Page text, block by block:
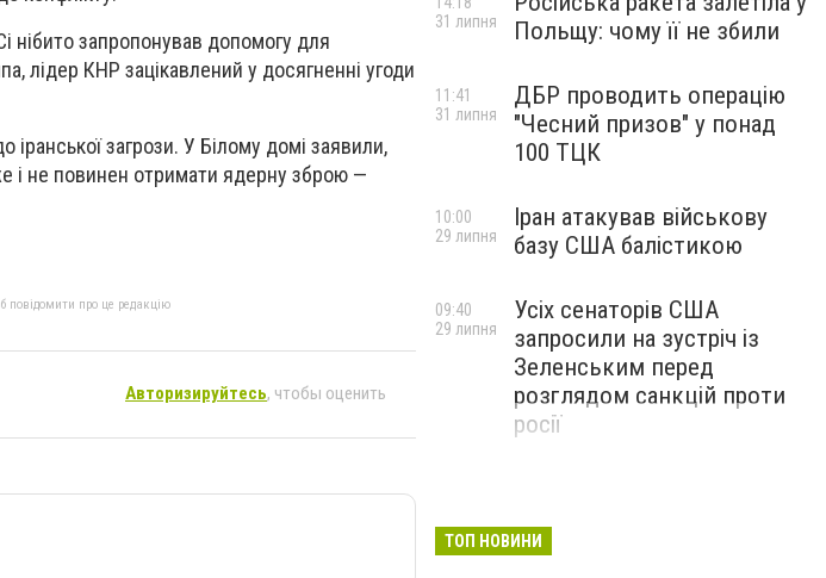
нібито запропонував допомогу для
лідер КНР зацікавлений у досягненні угоди
загрози. У Білому домі заявили,
і не повинен отримати ядерну зброю —
повідомити про це редакцію
Авторизируйтесь, чтобы оценить
Польщу: чому її не збили
31 липня
ДБР проводить операцію
"Чесний призов" у понад
100 ТЦК
11:41
31 липня
Іран атакував військову
базу США балістикою
10:00
29 липня
Усіх сенаторів США
запросили на зустріч із
Зеленським перед
розглядом санкцій проти
росії
09:40
29 липня
ТОП НОВИНИ